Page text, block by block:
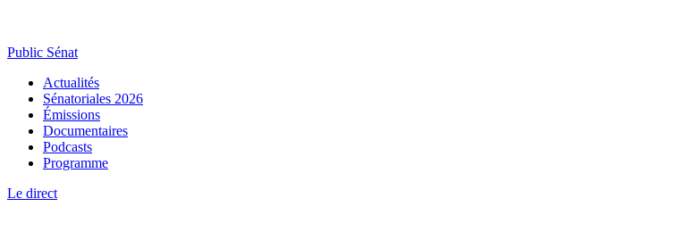
Public Sénat
Actualités
Sénatoriales 2026
Émissions
Documentaires
Podcasts
Programme
Le direct